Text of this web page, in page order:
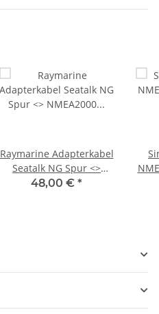
Raymarine Adapterkabel
Seatalk NG Spur <>
NMEA2000 weiblich
48,00 € *